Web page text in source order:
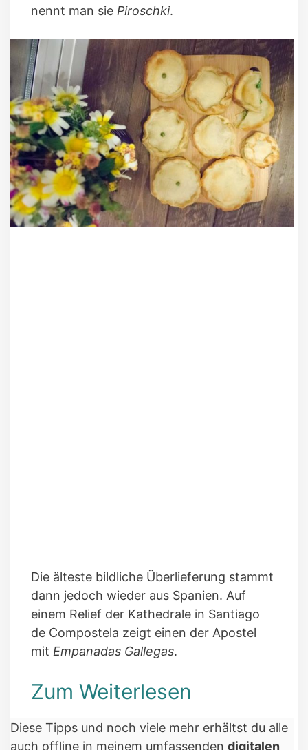
nennt man sie Piroschki.
Die älteste bildliche Überlieferung stammt
dann jedoch wieder aus Spanien. Auf
einem Relief der Kathedrale in Santiago
de Compostela zeigt einen der Apostel
mit Empanadas Gallegas.
Zum Weiterlesen
Diese Tipps und noch viele mehr erhältst du alle
auch offline in meinem umfassenden digitalen